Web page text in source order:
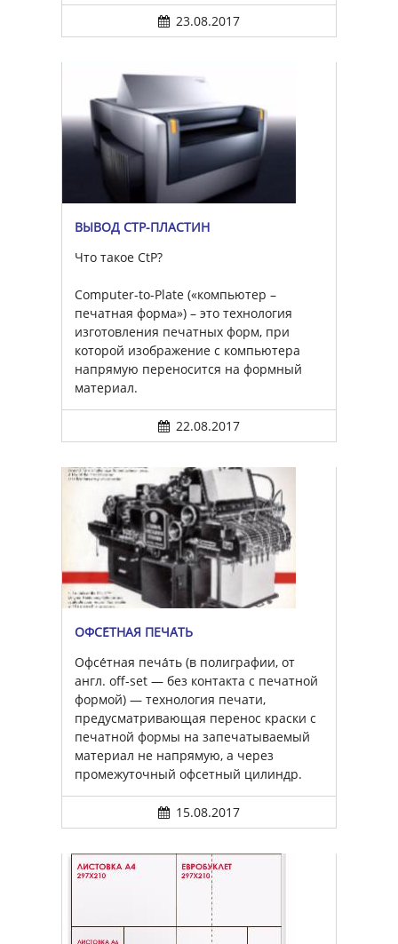
23.08.2017
ВЫВОД CTP-ПЛАСТИН
Что такое CtP?
Computer-to-Plate («компьютер –
печатная форма») – это технология
изготовления печатных форм, при
которой изображение с компьютера
напрямую переносится на формный
материал.
22.08.2017
ОФСЕ́ТНАЯ ПЕЧА́ТЬ
Офсе́тная печа́ть (в полиграфии, от
англ. off-set — без контакта с печатной
формой) — технология печати,
предусматривающая перенос краски с
печатной формы на запечатываемый
материал не напрямую, а через
промежуточный офсетный цилиндр.
15.08.2017